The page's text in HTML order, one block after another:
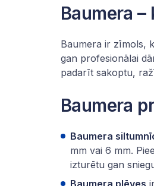
Baumera
Baumera ir zīmols,
gan profesionālai
padarīt sakoptu,
Baumera
Baumera
mm vai 6 mm.
izturētu gan
Baumera plēves